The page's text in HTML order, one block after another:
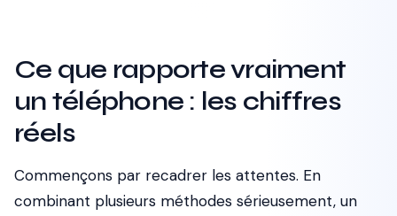
Ce que rapporte vraiment
un téléphone : les chiffres
réels
Commençons par recadrer les attentes. En
combinant plusieurs méthodes sérieusement, un